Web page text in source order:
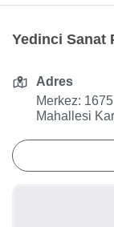
Yedinci Sanat
Adres
Merkez:
Mahallesi